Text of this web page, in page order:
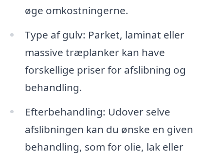
øge omkostningerne.
Type af gulv: Parket, laminat eller
massive træplanker kan have
forskellige priser for afslibning og
behandling.
Efterbehandling: Udover selve
afslibningen kan du ønske en given
behandling, som for olie, lak eller